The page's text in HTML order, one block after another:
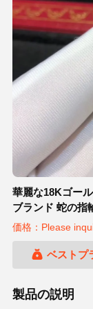
華麗な18Kゴー
ブランド 蛇の指
価格：Please
ベストプ
製品の説明